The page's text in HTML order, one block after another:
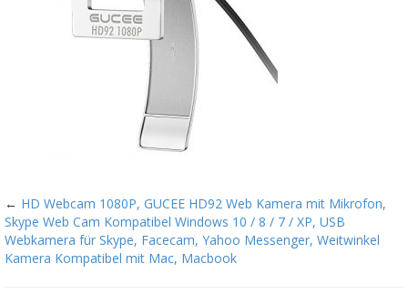
← HD Webcam 1080P, GUCEE HD92 Web Kamera mit Mikrofon,
Skype Web Cam Kompatibel Windows 10 / 8 / 7 / XP, USB
Webkamera für Skype, Facecam, Yahoo Messenger, Weitwinkel
Kamera Kompatibel mit Mac, Macbook